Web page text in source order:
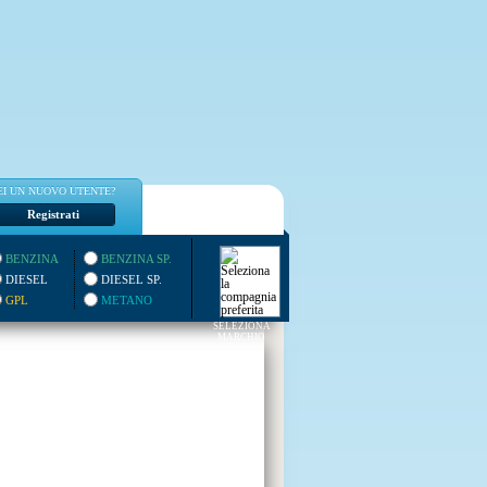
UN NUOVO UTENTE?
Registrati
BENZINA
DIESEL
GPL
BENZINA SP.
DIESEL SP.
METANO
SELEZIONA
MARCHIO